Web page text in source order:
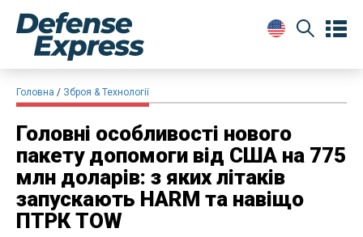
Головна Зброя & Технології
Головні особливості нового
пакету допомоги від США на 775
млн доларів: з яких літаків
запускають HARM та навіщо
ПТРК TOW